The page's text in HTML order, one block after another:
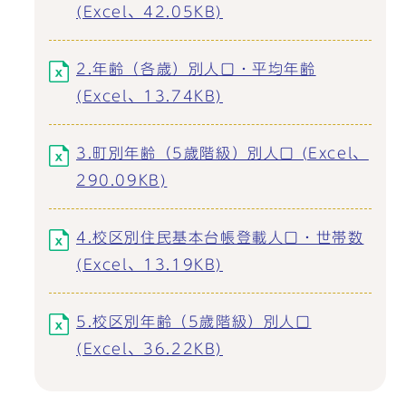
(Excel、42.05KB)
2.年齢（各歳）別人口・平均年齢
(Excel、13.74KB)
3.町別年齢（5歳階級）別人口 (Excel、
290.09KB)
4.校区別住民基本台帳登載人口・世帯数
(Excel、13.19KB)
5.校区別年齢（5歳階級）別人口
(Excel、36.22KB)